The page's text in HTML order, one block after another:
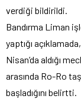
verdiği bildirildi.
Bandırma Liman
yaptığı
Nisan’da aldığı
arasında Ro-Ro
başladığını belirtti.